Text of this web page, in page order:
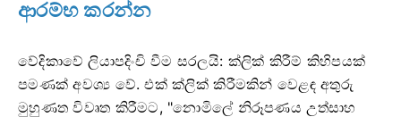
ආරම්භ කරන්න
වේදිකාවේ ලියාපදිංචි වීම සරලයි: ක්ලික් කිරීම් කිහිපයක්
පමණක් අවශ්‍ය වේ. එක් ක්ලික් කිරීමකින් වෙළඳ අතුරු
මුහුණත විවෘත කිරීමට, "නොමිලේ නිරූපණය උත්සාහ